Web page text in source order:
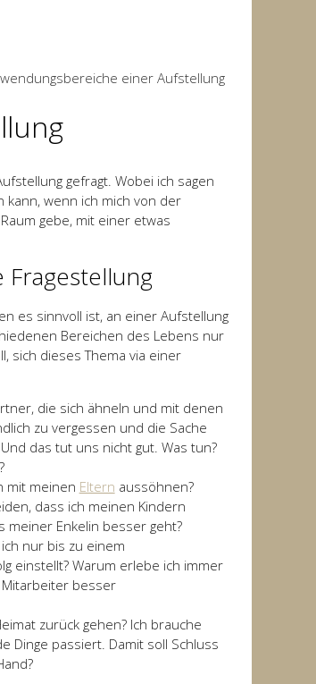
einer Aufstellung
gefragt. Wobei ich sagen
kann, wenn ich mich von der
gebe, mit einer etwas
es sinnvoll ist, an einer Aufstellung
Bereichen des Lebens nur
sich dieses Thema via einer
die sich ähneln und mit denen
zu vergessen und die Sache
das tut uns nicht gut. Was tun?
mit meinen Eltern aussöhnen?
dass ich meinen Kindern
meiner Enkelin besser geht?
nur bis zu einem
einstellt? Warum erlebe ich immer
Mitarbeiter besser
zurück gehen? Ich brauche
Dinge passiert. Damit soll Schluss